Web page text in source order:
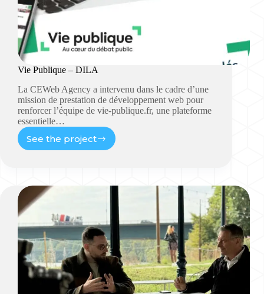
Vie Publique – DILA
La CEWeb Agency a intervenu dans le cadre d’une
mission de prestation de développement web pour
renforcer l’équipe de vie-publique.fr, une plateforme
essentielle…
See the project